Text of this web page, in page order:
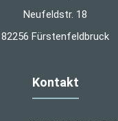
Neufeldstr. 18
82256 Fürstenfeldbruck
Kontakt